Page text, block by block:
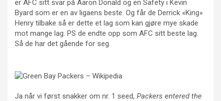
er AFC sitt svar på Aaron Donald og en Safety i Kevin
Byard som er en av ligaens beste. Og får de Derrick «King»
Henry tilbake så er dette et lag som kan gjøre mye skade
mot mange lag. PS de endte opp som AFC sitt beste lag.
Så de har det gående for seg.
Ja når vi først snakker om nr. 1 seed, Packers entered the